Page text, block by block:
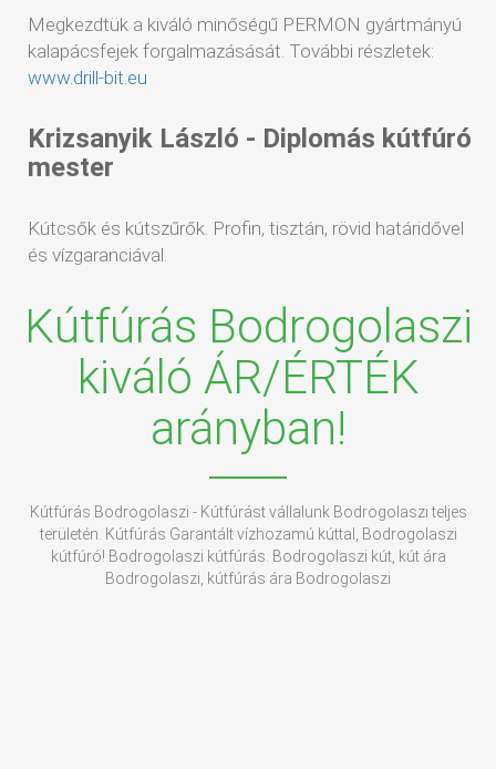
Megkezdtük a kiváló minőségű PERMON gyártmányú
kalapácsfejek forgalmazásását. További részletek:
www.drill-bit.eu
Krizsanyik László - Diplomás kútfúró
mester
Kútcsők és kútszűrők. Profin, tisztán, rövid határidővel
és vízgaranciával.
Kútfúrás Bodrogolaszi
kiváló ÁR/ÉRTÉK
arányban!
Kútfúrás Bodrogolaszi - Kútfúrást vállalunk Bodrogolaszi teljes
területén. Kútfúrás Garantált vízhozamú kúttal, Bodrogolaszi
kútfúró! Bodrogolaszi kútfúrás. Bodrogolaszi kút, kút ára
Bodrogolaszi, kútfúrás ára Bodrogolaszi